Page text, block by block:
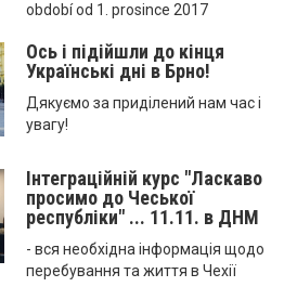
období od 1. prosince 2017
Ось і підійшли до кінця
Українські дні в Брно!
Дякуємо за приділений нам час і
увагу!
Інтеграційній курс "Ласкаво
просимо до Чеської
республіки" ... 11.11. в ДНМ
- вся необхідна інформація щодо
перебування та життя в Чехії